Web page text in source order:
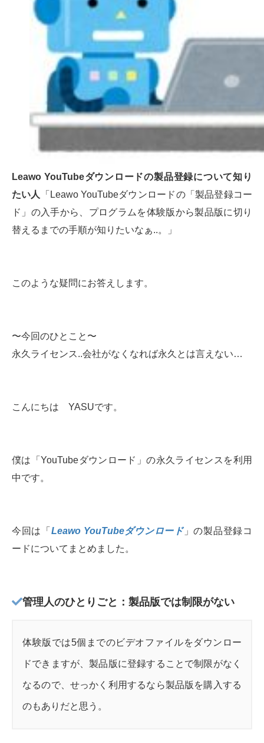
Leawo YouTubeダウンロードの製品登録について知り
たい人
「Leawo YouTubeダウンロードの「製品登録コー
ド」の入手から、プログラムを体験版から製品版に切り
替えるまでの手順が知りたいなぁ..。」
このような疑問にお答えします。
〜今回のひとこと〜
永久ライセンス..会社がなくなれば永久とは言えない…
こんにちは YASUです。
僕は「YouTubeダウンロード」の永久ライセンスを利用
中です。
今回は「 Leawo YouTubeダウンロード」の製品登録コ
ードについてまとめました。
管理人のひとりごと：製品版では制限がない
体験版では5個までのビデオファイルをダウンロー
ドできますが、製品版に登録することで制限がなく
なるので、せっかく利用するなら製品版を購入する
のもありだと思う。